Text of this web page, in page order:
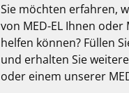
Sie möchten erfahren,
von MED-ELIhnen oder
helfen können? Füllen
und erhalten Sie
oder einem unserer